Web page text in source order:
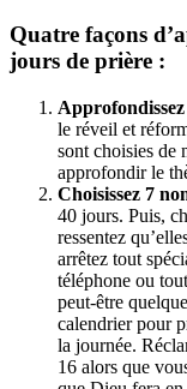
Quatre façons
jours de prière :
le réveil et
sont choisies de
approfondir le
Choisissez 7
40 jours. Puis,
ressentez
arrêtez tout
téléphone ou
peut-être
calendrier pour
la journée.
16 alors que